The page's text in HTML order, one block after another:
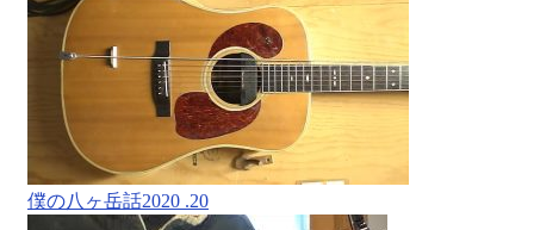
僕の八ヶ岳話2020 .20